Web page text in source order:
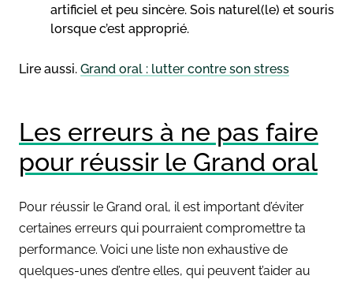
artificiel et peu sincère. Sois naturel(le) et souris
lorsque c’est approprié.
Lire aussi. Grand oral : lutter contre son stress
Les erreurs à ne pas faire
pour réussir le Grand oral
Pour réussir le Grand oral, il est important d’éviter
certaines erreurs qui pourraient compromettre ta
performance. Voici une liste non exhaustive de
quelques-unes d’entre elles, qui peuvent t’aider au